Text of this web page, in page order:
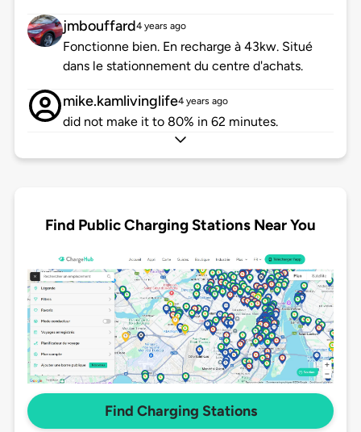
jmbouffard4 years ago
Fonctionne bien. En recharge à 43kw. Situé
dans le stationnement du centre d'achats.
mike.kamlivinglife4 years ago
did not make it to 80% in 62 minutes.
Find Public Charging Stations Near You
Find Charging Stations